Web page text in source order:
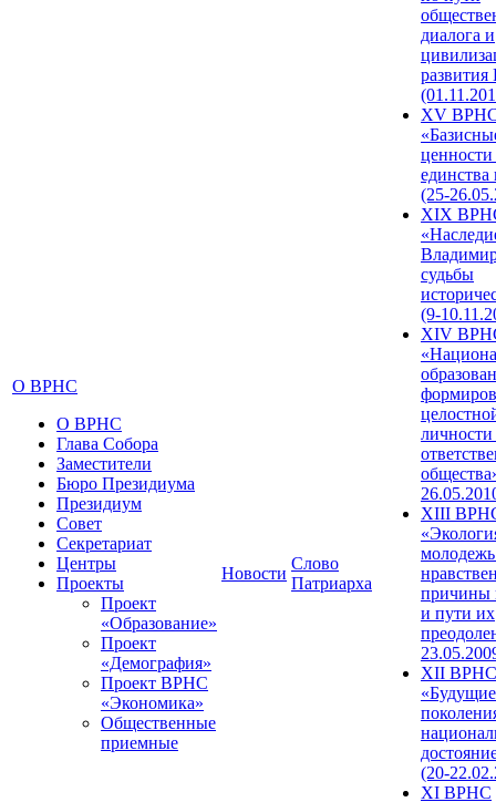
О ВРНС
О ВРНС
Глава Собора
Заместители
Бюро Президиума
Президиум
Совет
Секретариат
Центры
Проекты
Проект
«Образование»
Проект
«Демография»
Проект ВРНС
«Экономика»
Общественные
приемные
Новости
Слово
Патриарха
диалога и
развития
XV
единства
(25-
XIX
судьбы
(9-
XIV
XIII
причины
и пути их
XII ВРНС
«Будущие
(20-
XI ВРНС